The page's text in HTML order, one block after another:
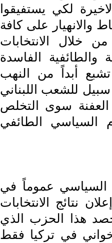
لكي يستفيقوا
والانهيار على كافة
خلال الانتخابات
والطائفية الفاسدة
أبداً من النهب
سبيل للشعب اللبناني
سوى التخلص
السياسي الطائفي
السياسي عموماً في
نتائج الانتخابات
هذا الحزب الذي
في تركيا فقط